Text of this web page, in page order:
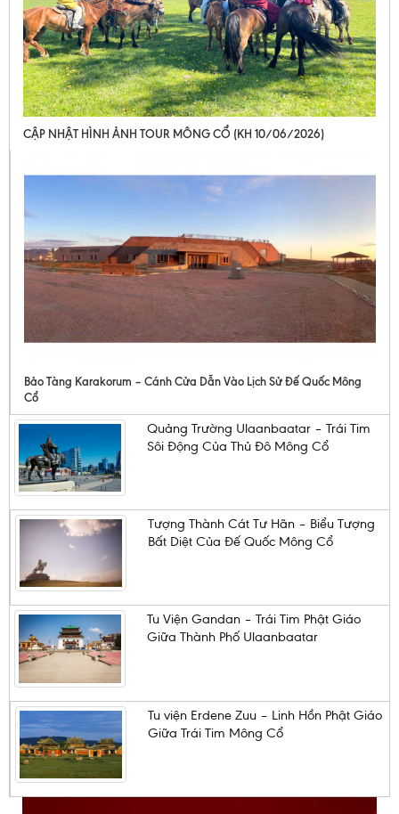
CẬP NHẬT HÌNH ẢNH TOUR MÔNG CỔ (KH 10/06/2026)
Bảo Tàng Karakorum – Cánh Cửa Dẫn Vào Lịch Sử Đế Quốc Mông
Cổ
Quảng Trường Ulaanbaatar – Trái Tim
Sôi Động Của Thủ Đô Mông Cổ
Tượng Thành Cát Tư Hãn – Biểu Tượng
Bất Diệt Của Đế Quốc Mông Cổ
Tu Viện Gandan – Trái Tim Phật Giáo
Giữa Thành Phố Ulaanbaatar
Tu viện Erdene Zuu – Linh Hồn Phật Giáo
Giữa Trái Tim Mông Cổ